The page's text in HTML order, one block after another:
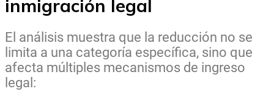
inmigración legal
El análisis muestra que la reducción no se
limita a una categoría específica, sino que
afecta múltiples mecanismos de ingreso
legal: